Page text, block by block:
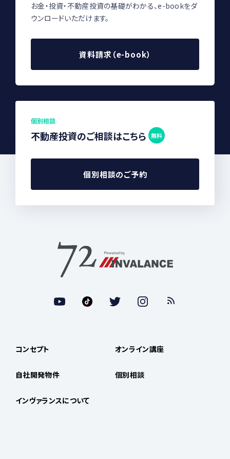
お金・投資・不動産投資の基礎がわかる、e-bookをダ
ウンロードいただけます。
資料請求（e-book）
個別相談
不動産投資のご相談はこちら 無料
個別相談のご予約
コンセプト
自社開発物件
インヴァランスについて
オンライン講座
個別相談